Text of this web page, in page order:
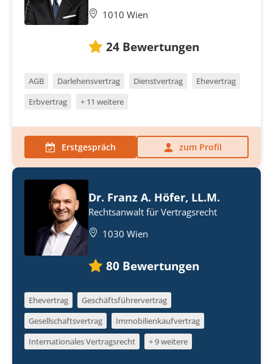
1010 Wien
24 Bewertungen
AGB Darlehensvertrag Dienstvertrag
Ehevertrag
Erbvertrag
+ 11 weitere
Erstgespräch zum Profil
Dr. Franz A. Höfer, LL.M.
Rechtsanwalt für Vertragsrecht
1030 Wien
80 Bewertungen
Ehevertrag
Geschäftsführervertrag
Gesellschaftsvertrag
Immobilienkaufvertrag
Internationales Vertragsrecht
+ 9 weitere